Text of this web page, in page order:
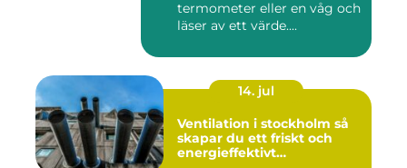
termometer eller en våg och
läser av ett värde....
14. jul
Ventilation i stockholm så
skapar du ett friskt och
energieffektivt